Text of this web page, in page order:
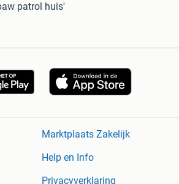
patrol huis'
Marktplaats Zakelijk
Help en Info
Privacyverklaring